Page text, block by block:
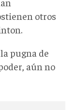
otros
pugna de
aún no